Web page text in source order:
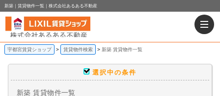
新築｜賃貸物件一覧｜株式会社あるある不動産
宇都宮賃貸ショップ 賃貸物件検索 新築 賃貸物件一覧
選択中の条件
新築 賃貸物件一覧